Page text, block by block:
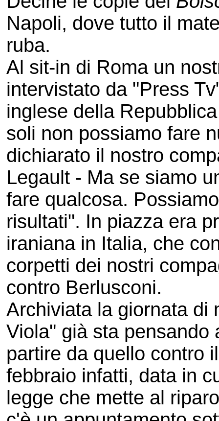
Napoli, dove tutto il
ruba.
Al sit-in di Roma un
intervistato da "Press
inglese della
soli non possiamo fare
dichiarato il nostro
Legault - Ma se siamo
fare qualcosa.
risultati". In piazza era
iraniana in Italia, che
corpetti dei nostri
contro Berlusconi.
Archiviata la giornata di
Viola" già sta pensando
partire da quello contro
febbraio infatti, data in
legge che mette al